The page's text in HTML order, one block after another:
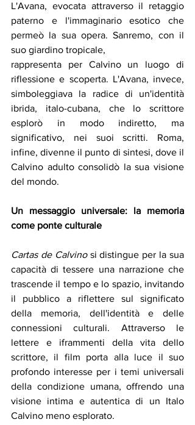
L'Avana, evocata attraverso il retaggio
paterno e l'immaginario esotico che
permeò la sua opera. Sanremo, con il
suo giardino tropicale,
rappresenta per Calvino un luogo di
riflessione e scoperta. L'Avana, invece,
simboleggiava la radice di un'identità
ibrida, italo-cubana, che lo scrittore
esplorò in modo indiretto, ma
significativo, nei suoi scritti. Roma,
infine, divenne il punto di sintesi, dove il
Calvino adulto consolidò la sua visione
del mondo.
Un messaggio universale: la memoria
come ponte culturale
Cartas de Calvino si distingue per la sua
capacità di tessere una narrazione che
trascende il tempo e lo spazio, invitando
il pubblico a riflettere sul significato
della memoria, dell'identità e delle
connessioni culturali. Attraverso le
lettere e iframmenti della vita dello
scrittore, il film porta alla luce il suo
profondo interesse per i temi universali
della condizione umana, offrendo una
visione intima e autentica di un Italo
Calvino meno esplorato.